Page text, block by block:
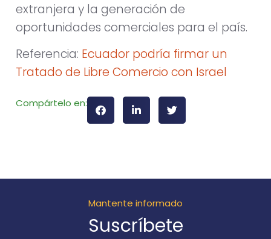
extranjera y la generación de
oportunidades comerciales para el país.
Referencia: Ecuador podría firmar un
Tratado de Libre Comercio con Israel
Compártelo en:
Mantente informado
Suscríbete